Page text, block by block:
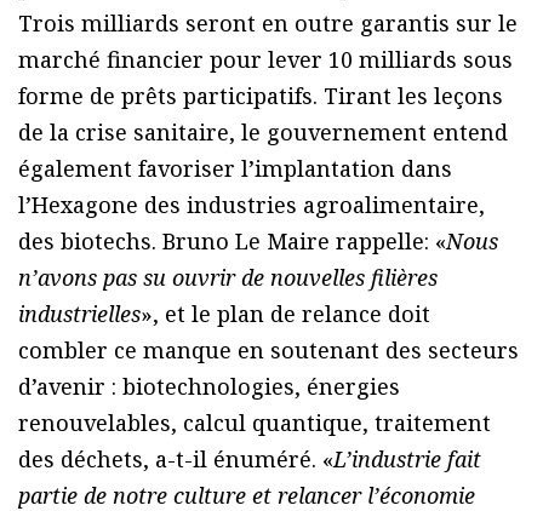
Trois milliards seront en outre garantis sur le
marché financier pour lever 10 milliards sous
forme de prêts participatifs. Tirant les leçons
de la crise sanitaire, le gouvernement entend
également favoriser l’implantation dans
l’Hexagone des industries agroalimentaire,
des biotechs. Bruno Le Maire rappelle: «Nous
n’avons pas su ouvrir de nouvelles filières
industrielles», et le plan de relance doit
combler ce manque en soutenant des secteurs
d’avenir : biotechnologies, énergies
renouvelables, calcul quantique, traitement
des déchets, a-t-il énuméré. «L’industrie fait
partie de notre culture et relancer l’économie